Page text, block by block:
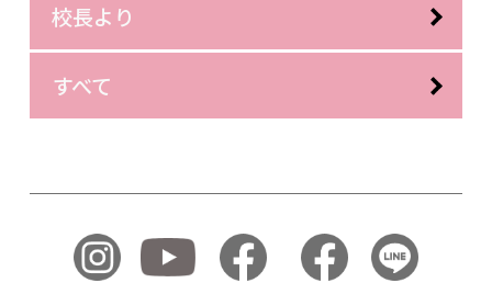
校長より
すべて